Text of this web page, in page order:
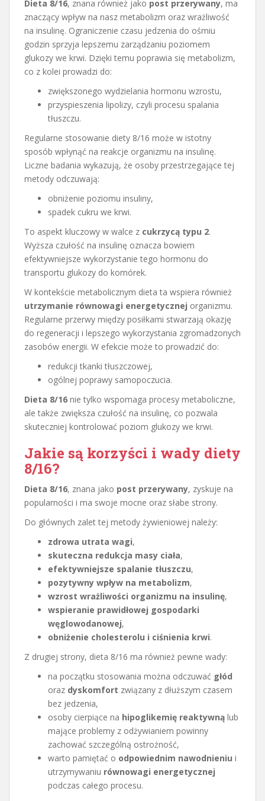
Dieta 8/16, znana również jako post przerywany, ma
znaczący wpływ na nasz metabolizm oraz wrażliwość
na insulinę. Ograniczenie czasu jedzenia do ośmiu
godzin sprzyja lepszemu zarządzaniu poziomem
glukozy we krwi. Dzięki temu poprawia się metabolizm,
co z kolei prowadzi do:
zwiększonego wydzielania hormonu wzrostu,
przyspieszenia lipolizy, czyli procesu spalania
tłuszczu.
Regularne stosowanie diety 8/16 może w istotny
sposób wpłynąć na reakcje organizmu na insulinę.
Liczne badania wykazują, że osoby przestrzegające tej
metody odczuwają:
obniżenie poziomu insuliny,
spadek cukru we krwi.
To aspekt kluczowy w walce z cukrzycą typu 2.
Wyższa czułość na insulinę oznacza bowiem
efektywniejsze wykorzystanie tego hormonu do
transportu glukozy do komórek.
W kontekście metabolicznym dieta ta wspiera również
utrzymanie równowagi energetycznej organizmu.
Regularne przerwy między posiłkami stwarzają okazję
do regeneracji i lepszego wykorzystania zgromadzonych
zasobów energii. W efekcie może to prowadzić do:
redukcji tkanki tłuszczowej,
ogólnej poprawy samopoczucia.
Dieta 8/16 nie tylko wspomaga procesy metaboliczne,
ale także zwiększa czułość na insulinę, co pozwala
skuteczniej kontrolować poziom glukozy we krwi.
Jakie są korzyści i wady diety
8/16?
Dieta 8/16, znana jako post przerywany, zyskuje na
popularności i ma swoje mocne oraz słabe strony.
Do głównych zalet tej metody żywieniowej należy:
zdrowa utrata wagi,
skuteczna redukcja masy ciała,
efektywniejsze spalanie tłuszczu,
pozytywny wpływ na metabolizm,
wzrost wrażliwości organizmu na insulinę,
wspieranie prawidłowej gospodarki
węglowodanowej,
obniżenie cholesterolu i ciśnienia krwi.
Z drugiej strony, dieta 8/16 ma również pewne wady:
na początku stosowania można odczuwać głód
oraz dyskomfort związany z dłuższym czasem
bez jedzenia,
osoby cierpiące na hipoglikemię reaktywną lub
mające problemy z odżywianiem powinny
zachować szczególną ostrożność,
warto pamiętać o odpowiednim nawodnieniu i
utrzymywaniu równowagi energetycznej
podczas całego procesu.